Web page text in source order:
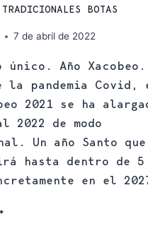
TRADICIONALES BOTAS
7 de abril de 2022
único. Año Xacobeo.
la pandemia Covid,
2021 se ha
2022 de modo
Un año Santo
hasta dentro de 5
en el